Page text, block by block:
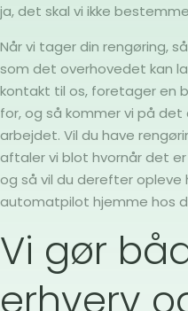
ja, det skal vi ikke
Når vi tager din rengøring,
som det overhovedet kan
kontakt til os, foretager en
for, og så kommer vi på
arbejdet. Vil du have
aftaler vi blot hvornår det
og så vil du derefter opleve
automatpilot hjemme hos
Vi gør